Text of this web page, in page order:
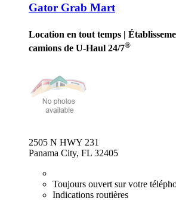
Gator Grab Mart
Location en tout temps |
camions de U-Haul 24/7®
2505 N HWY 231
Panama City, FL 32405
Toujours ouvert sur votre
Indications routières